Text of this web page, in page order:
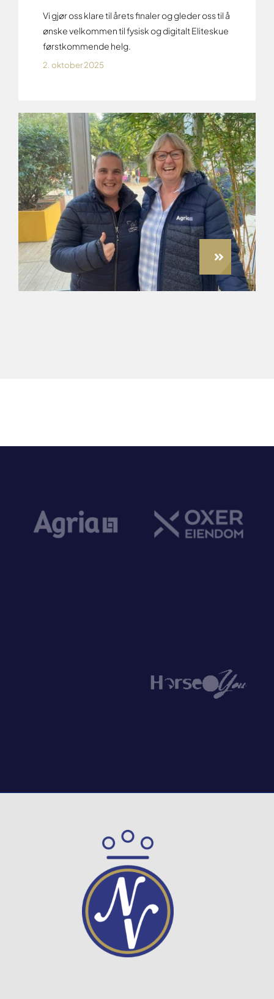
Vi gjør oss klare til årets finaler og gleder oss til å
ønske velkommen til fysisk og digitalt Eliteskue
førstkommende helg.
2. oktober 2025